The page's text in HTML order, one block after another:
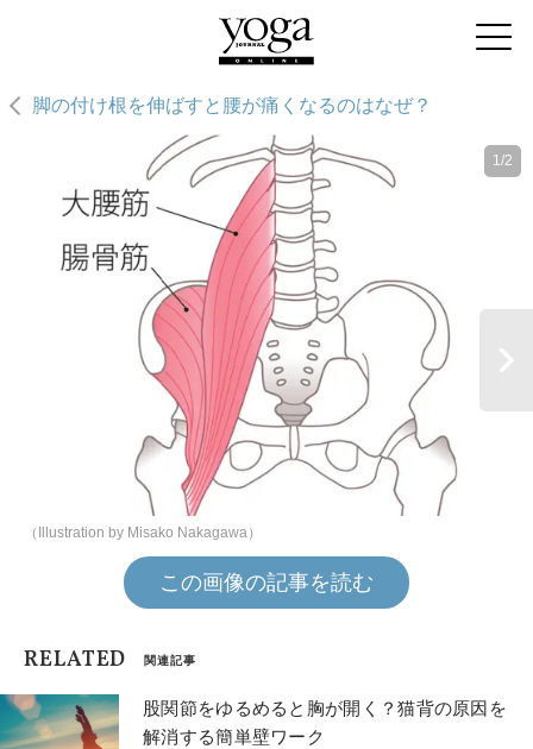
脚の付け根を伸ばすと腰が痛くなるのはなぜ？
1/2
（Illustration by Misako Nakagawa）
この画像の記事を読む
RELATED 関連記事
股関節をゆるめると胸が開く？猫背の原因を
解消する簡単壁ワーク